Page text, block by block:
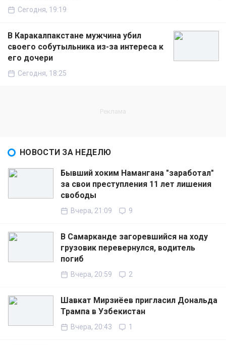
Сегодня, 19:19
В Каракалпакстане мужчина убил
своего собутыльника из-за интереса к
его дочери
Сегодня, 18:25
НОВОСТИ ЗА НЕДЕЛЮ
Бывший хоким Намангана "заработал"
за свои преступления 11 лет лишения
свободы
Вчера, 21:09 9
В Самарканде загоревшийся на ходу
грузовик перевернулся, водитель
погиб
Вчера, 20:59 2
Шавкат Мирзиёев пригласил Дональда
Трампа в Узбекистан
Вчера, 20:43 1